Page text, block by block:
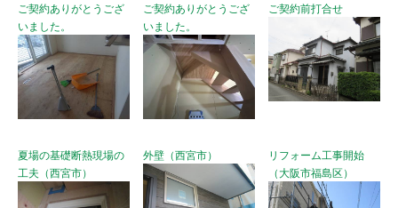
ご契約ありがとうござ
いました。
ご契約ありがとうござ
いました。
ご契約前打合せ
夏場の基礎断熱現場の
工夫（西宮市）
外壁（西宮市）
リフォーム工事開始
（大阪市福島区）